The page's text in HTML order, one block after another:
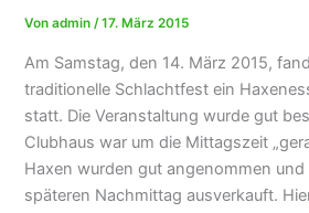
Vonadmin/17. März 2015
Am Samstag, den 14. März 2015,
traditionelle Schlachtfest ein
statt. Die Veranstaltung wurde gut
Clubhaus war um die Mittagszeit
Haxen wurden gut angenommen und
späteren Nachmittag ausverkauft.